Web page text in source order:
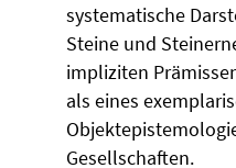
systematische
Steine und
impliziten
als eines
Gesellschaften.